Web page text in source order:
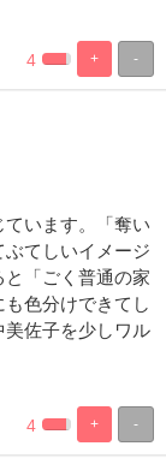
-
+
%
Complete
100%
Complete
4
います。「奪い
てしいイメージ
「ごく普通の家
色分けできてし
美佐子を少しワル
-
+
%
Complete
100%
Complete
4